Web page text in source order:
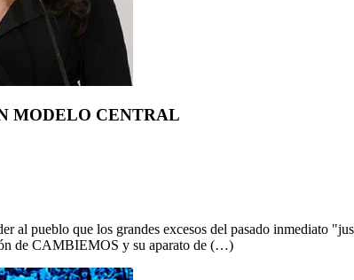
MODELO CENTRAL
al pueblo que los grandes excesos del pasado inmediato
de CAMBIEMOS y su aparato de (…)